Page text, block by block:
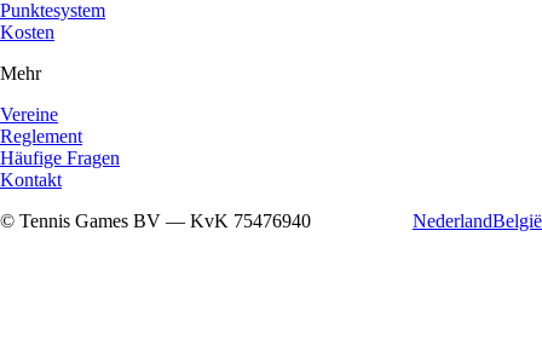
Punktesystem
Kosten
Mehr
Vereine
Reglement
Häufige Fragen
Kontakt
© Tennis Games BV — KvK 75476940
NederlandBelgië